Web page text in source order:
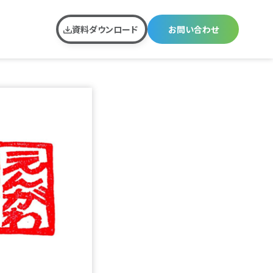
資料ダウンロード お問い合わせ